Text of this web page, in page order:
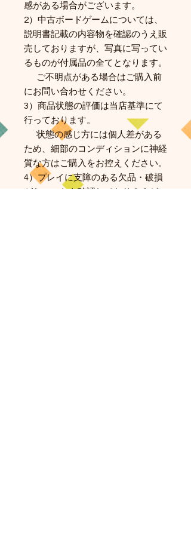
感がある場合がございます。
2）中古ボードゲームについては、
説明書記載の内容物を確認のうえ販
売しておりますが、写真に写ってい
るものが付属品の全てとなります。
ご不明点がある場合はご購入前
にお問い合わせください。
3）商品状態の評価は当店基準にて
行っております。
状態の感じ方には個人差がある
ため、細部のコンディションに神経
質な方はご購入をお控えください。
4）プレイに支障のある欠品・破損